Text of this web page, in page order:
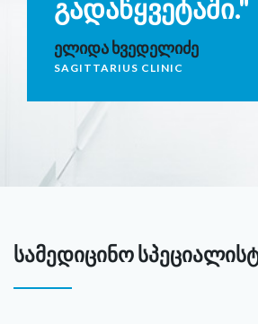
გადაწყვეტაში."
ელიდა ხვედელიძე
SAGITTARIUS CLINIC
სამედიცინო